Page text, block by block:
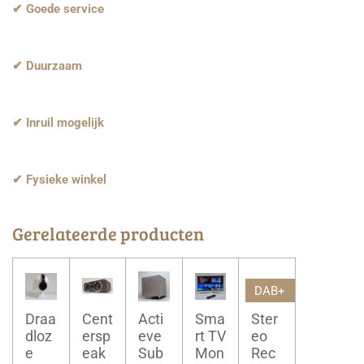
✔ Goede service
✔ Duurzaam
✔ Inruil mogelijk
✔ Fysieke winkel
Gerelateerde producten
Draa
dloz
e
Cent
ersp
eak
Acti
eve
Sub
Sma
rt TV
Mon
DAB+
Ster
eo
Rec